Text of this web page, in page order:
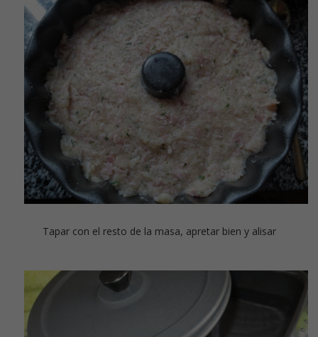
Tapar con el resto de la masa, apretar bien y alisar